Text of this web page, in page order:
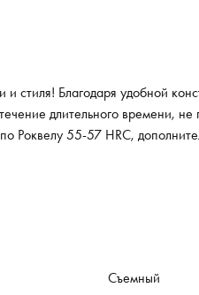
стиля! Благодаря удобной
длительного времени,
Роквелу 55-57 HRC,
Съемный